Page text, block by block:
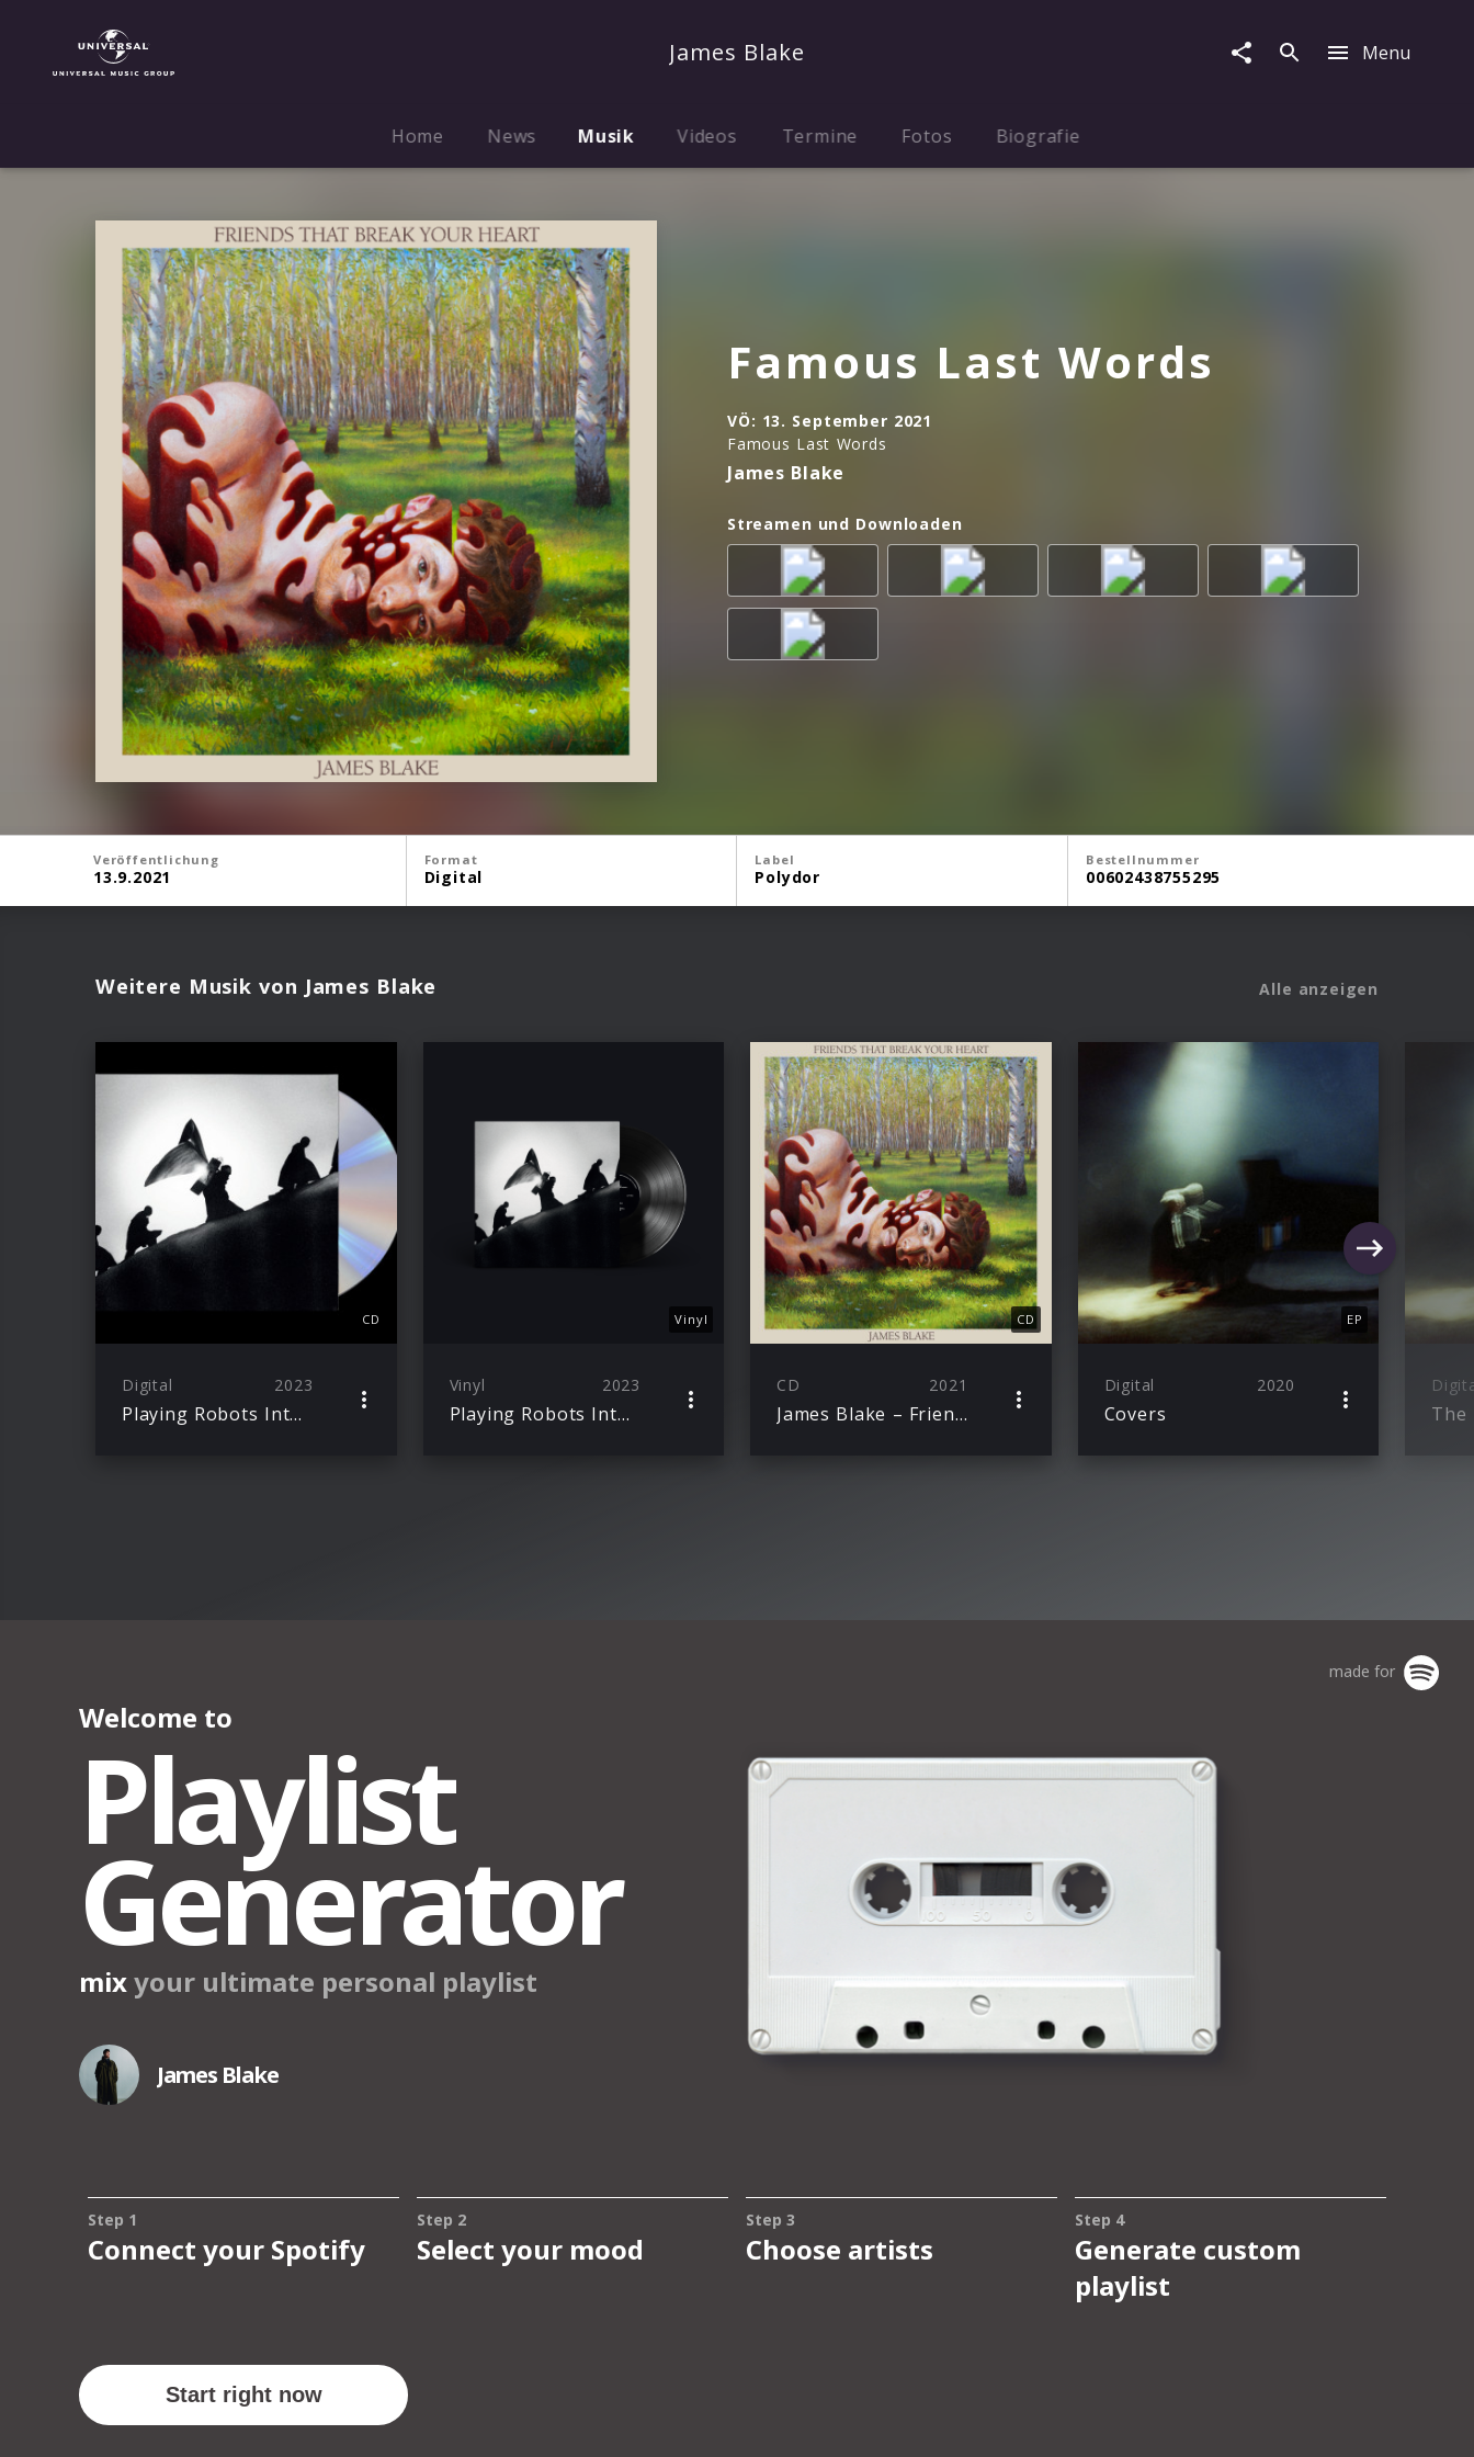
Last
James Blake Menu
Home News Musik Videos Termine Fotos Biografie
Famous Last Words
VÖ: 13. September 2021
Famous Last Words
James Blake
Streamen und Downloaden
Veröffentlichung
13.9.2021
Format
Digital
Label
Polydor
Bestellnummer
00602438755295
Weitere Musik von James Blake Alle anzeigen
CD
Digital 2023
Playing Robots Into Heaven
Vinyl
Vinyl 2023
Playing Robots Into Heaven
CD
CD 2021
James Blake – Friends That Break Your Heart
EP
Digital 2020
Covers